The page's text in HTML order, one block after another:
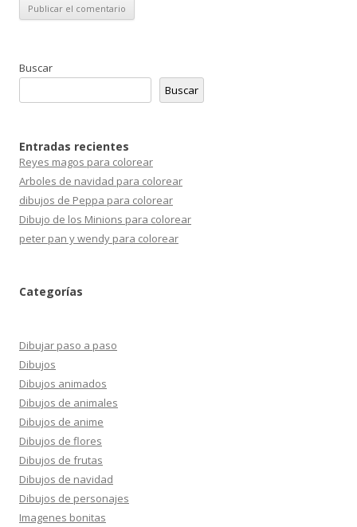
Buscar
Buscar
Entradas recientes
Reyes magos para colorear
Arboles de navidad para colorear
dibujos de Peppa para colorear
Dibujo de los Minions para colorear
peter pan y wendy para colorear
Categorías
Dibujar paso a paso
Dibujos
Dibujos animados
Dibujos de animales
Dibujos de anime
Dibujos de flores
Dibujos de frutas
Dibujos de navidad
Dibujos de personajes
Imagenes bonitas